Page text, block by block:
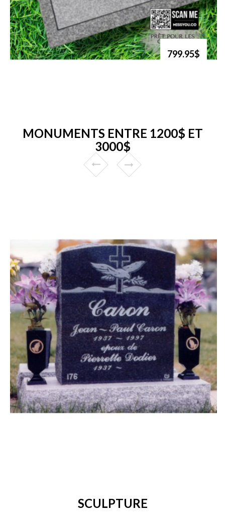
799.95$
MONUMENTS ENTRE 1200$ ET
3000$
SCULPTURE